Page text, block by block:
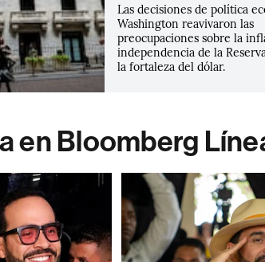
Las decisiones de política
Washington reavivaron las
preocupaciones sobre la
independencia de la
la fortaleza del dólar.
en Bloomberg